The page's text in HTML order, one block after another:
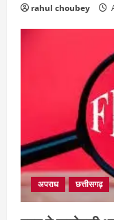
rahul choubey
अपराध छत्तीसगढ़